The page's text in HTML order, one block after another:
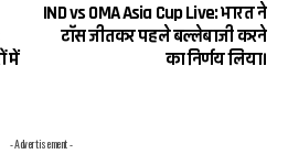
में
IND vs OMA Asia Cup Live: भारत ने
टॉस जीतकर पहले बल्लेबाजी करने
का निर्णय लिया।
- Advertisement -